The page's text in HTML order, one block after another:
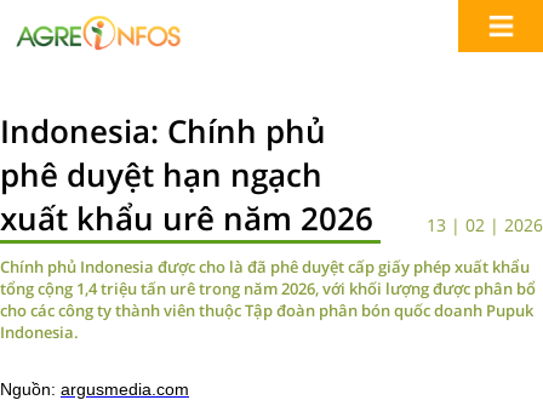
Indonesia: Chính phủ
phê duyệt hạn ngạch
xuất khẩu urê năm 2026
13 | 02 | 2026
Chính phủ Indonesia được cho là đã phê duyệt cấp giấy phép xuất khẩu
tổng cộng 1,4 triệu tấn urê trong năm 2026, với khối lượng được phân bổ
cho các công ty thành viên thuộc Tập đoàn phân bón quốc doanh Pupuk
Indonesia.
Nguồn: argusmedia.com